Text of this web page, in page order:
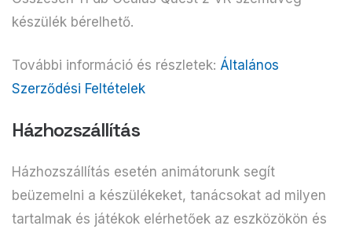
készülék bérelhető.
További információ és részletek: Általános
Szerződési Feltételek
Házhozszállítás
Házhozszállítás esetén animátorunk segít
beüzemelni a készülékeket, tanácsokat ad milyen
tartalmak és játékok elérhetőek az eszközökön és